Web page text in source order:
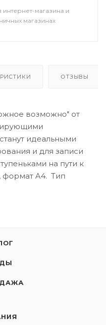
интернет-магазина и
магазинах
ОТЗЫВЫ
возможно" от
идеальными
и для записи
на пути к
формат А4. Тип